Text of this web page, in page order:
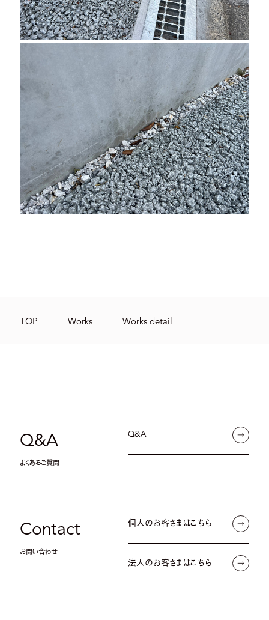
TOP Works Works detail
Q&A
よくあるご質問
Q&A
Contact
お問い合わせ
個人のお客さまはこちら
法人のお客さまはこちら